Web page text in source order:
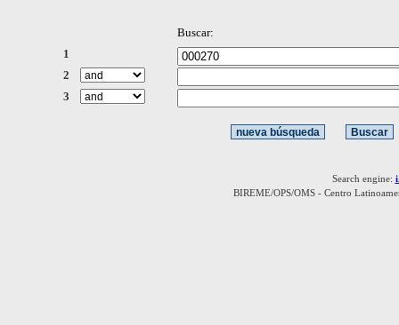
Buscar:
1
2
3
Search engine:
BIREME/OPS/OMS - Centro